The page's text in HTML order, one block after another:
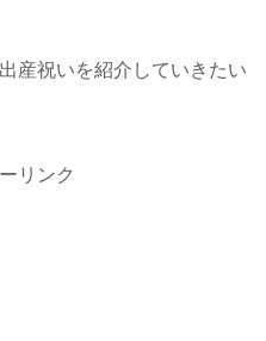
産祝いを紹介していきたい
リンク